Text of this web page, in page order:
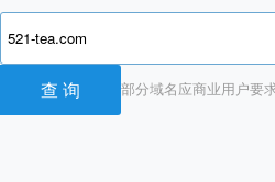
部分域名应商业用户要